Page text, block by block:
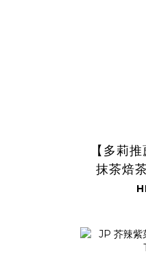
【多莉
抹茶焙